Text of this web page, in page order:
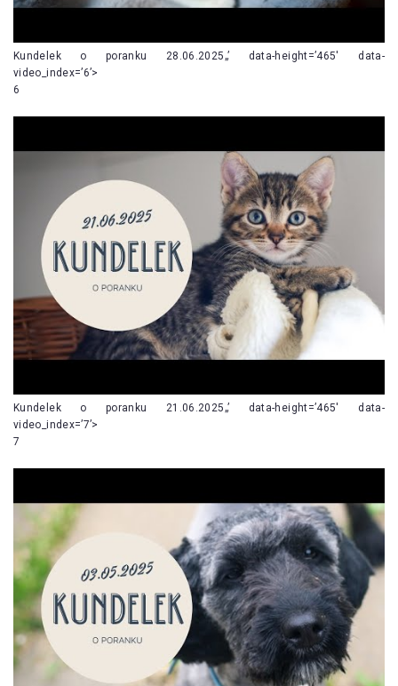
Kundelek o poranku 28.06.2025„’ data-height=’465′ data-
video_index=’6’>
6
Kundelek o poranku 21.06.2025„’ data-height=’465′ data-
video_index=’7’>
7